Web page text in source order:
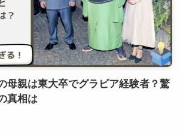
母親は東大卒でグラビア経験者？驚
真相は